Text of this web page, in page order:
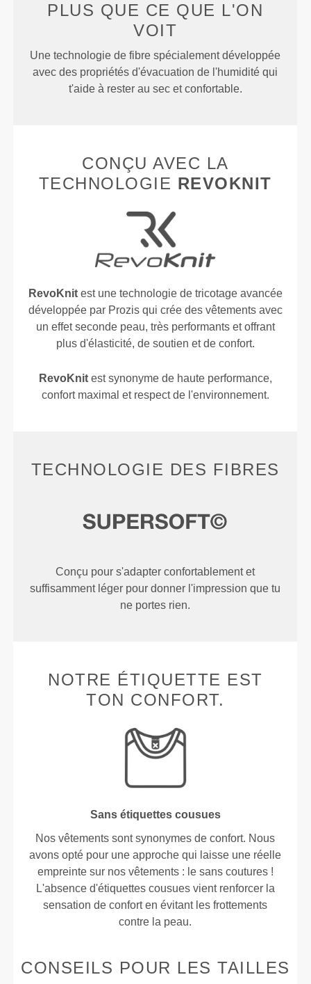
PLUS QUE CE QUE L'ON
VOIT
Une technologie de fibre spécialement développée
avec des propriétés d'évacuation de l'humidité qui
t'aide à rester au sec et confortable.
CONÇU AVEC LA
TECHNOLOGIE REVOKNIT
RevoKnitest une technologie de tricotage avancée
développée par Prozis qui crée des vêtements avec
un effet seconde peau, très performants et offrant
plus d'élasticité, de soutien et de confort.
RevoKnitest synonyme de haute performance,
confort maximal et respect de l'environnement.
TECHNOLOGIE DES FIBRES
Conçu pour s'adapter confortablement et
suffisamment léger pour donner l'impression que tu
ne portes rien.
NOTRE ÉTIQUETTE EST
TON CONFORT.
Sans étiquettes cousues
Nos vêtements sont synonymes de confort. Nous
avons opté pour une approche qui laisse une réelle
empreinte sur nos vêtements : le sans coutures !
L'absence d'étiquettes cousues vient renforcer la
sensation de confort en évitant les frottements
contre la peau.
CONSEILS POUR LES TAILLES